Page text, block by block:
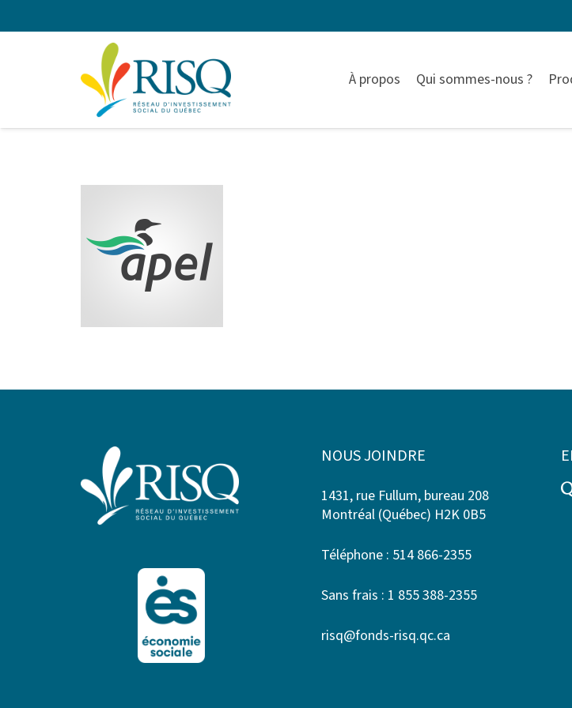
À propos Qui sommes-nous ?
NOUS JOINDRE
1431, rue Fullum, bureau 208
Montréal (Québec) H2K 0B5
Téléphone : 514 866-2355
Sans frais : 1 855 388-2355
risq@fonds-risq.qc.ca